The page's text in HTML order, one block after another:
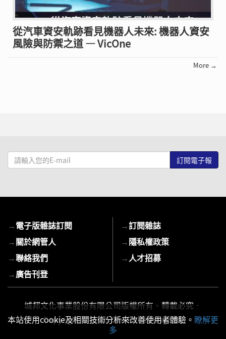
從汽車資安軌跡看見機器人未來: 機器人資安
風險與防禦之道 — VicOne
More →
請
輸
mail
→電子版雜誌訂閱
→關於網管人
→聯絡我們
→廣告刊登
→訂閱雜誌
→隱私權政策
→人才招募
城邦文化事業股份有限公司版權所有、轉載必究．
Copyright © 2026 Cite Publishing Ltd.
本站使用cookie及相關技術分析來改善使用者體驗。 瞭解更
多